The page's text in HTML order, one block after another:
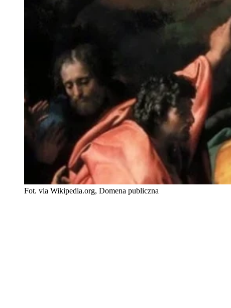
Fot. via Wikipedia.org, Domena publiczna